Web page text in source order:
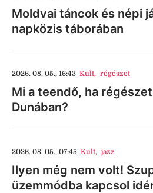
Moldvai táncok és népi
napközis táborában
2026. 08. 05., 16:43 Kult, régészet
Mi a teendő, ha
Dunában?
2026. 08. 05., 07:45 Kult, jazz
Ilyen még nem volt!
üzemmódba kapcsol